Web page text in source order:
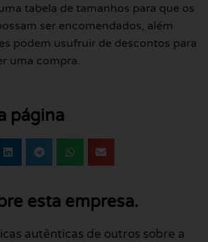
tabela de tamanhos para que os
ser encomendados, além
podem usufruir de descontos para
uma compra.
página
esta empresa.
autênticas de outros sobre a